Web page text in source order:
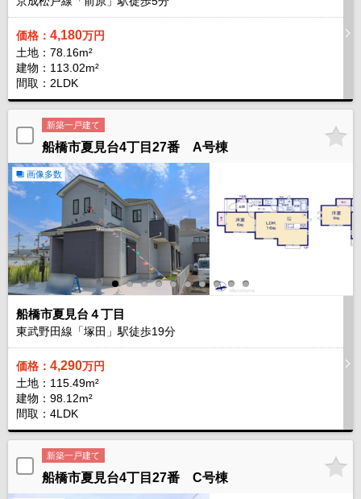
価格： 4,180万円
土地：78.16m²
建物：113.02m²
間取：2LDK
新築一戸建て
船橋市夏見台4丁目27番 A号棟
画像多数
船橋市夏見台４丁目
東武野田線「塚田」駅徒歩19分
価格： 4,290万円
土地：115.49m²
建物：98.12m²
間取：4LDK
新築一戸建て
船橋市夏見台4丁目27番 C号棟